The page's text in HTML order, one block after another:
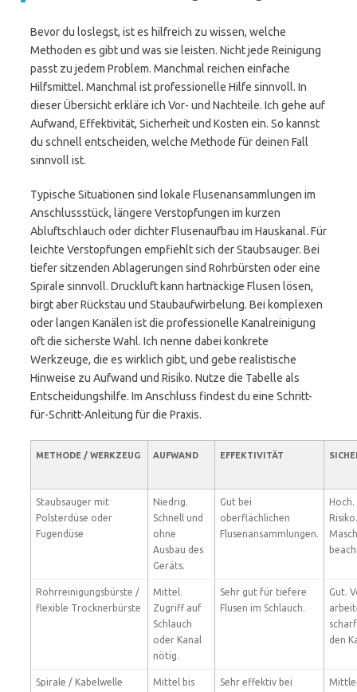
Bevor du loslegst, ist es hilfreich zu wissen, welche
Methoden es gibt und was sie leisten. Nicht jede Reinigung
passt zu jedem Problem. Manchmal reichen einfache
Hilfsmittel. Manchmal ist professionelle Hilfe sinnvoll. In
dieser Übersicht erkläre ich Vor- und Nachteile. Ich gehe auf
Aufwand, Effektivität, Sicherheit und Kosten ein. So kannst
du schnell entscheiden, welche Methode für deinen Fall
sinnvoll ist.
Typische Situationen sind lokale Flusenansammlungen im
Anschlussstück, längere Verstopfungen im kurzen
Abluftschlauch oder dichter Flusenaufbau im Hauskanal. Für
leichte Verstopfungen empfiehlt sich der Staubsauger. Bei
tiefer sitzenden Ablagerungen sind Rohrbürsten oder eine
Spirale sinnvoll. Druckluft kann hartnäckige Flusen lösen,
birgt aber Rückstau und Staubaufwirbelung. Bei komplexen
oder langen Kanälen ist die professionelle Kanalreinigung
oft die sicherste Wahl. Ich nenne dabei konkrete
Werkzeuge, die es wirklich gibt, und gebe realistische
Hinweise zu Aufwand und Risiko. Nutze die Tabelle als
Entscheidungshilfe. Im Anschluss findest du eine Schritt-
für-Schritt-Anleitung für die Praxis.
METHODE / WERKZEUG AUFWAND EFFEKTIVITÄT
Staubsauger mit
Polsterdüse oder
Fugendüse
Niedrig.
Schnell und
ohne
Ausbau des
Geräts.
Gut bei
oberflächlichen
Flusenansammlungen.
Hoch.
Risiko.
Rohrreinigungsbürste /
flexible Trocknerbürste
Mittel.
Zugriff auf
Schlauch
oder Kanal
nötig.
Sehr gut für tiefere
Flusen im Schlauch.
Gut.
den
Spirale / Kabelwelle
Mittel bis
Sehr effektiv bei